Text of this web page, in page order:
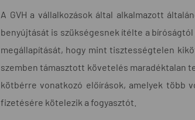
A GVH a vállalkozások által alkalmazott
benyújtását is szükségesnek ítélte a
megállapítását, hogy mint tisztességtelen
szemben támasztott követelés maradéktalan
kötbérre vonatkozó előírások, amelyek több
fizetésére kötelezik a fogyasztót.